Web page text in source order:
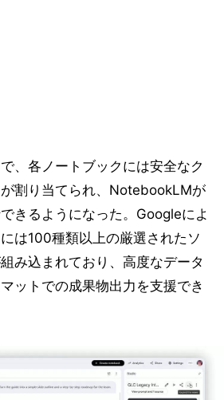
、各ノートブックには安全なク
割り当てられ、NotebookLMが
きるようになった。Googleによ
は100種類以上の厳選されたソ
み込まれており、高度なデータ
ットでの成果物出力を支援でき